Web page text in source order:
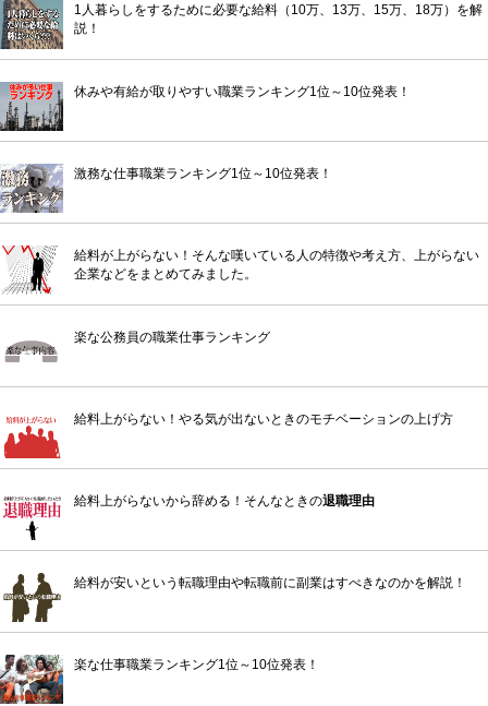
1人暮らしをするために必要な給料（10万、13万、15万、18万）を解
説！
休みや有給が取りやすい職業ランキング1位～10位発表！
激務な仕事職業ランキング1位～10位発表！
給料が上がらない！そんな嘆いている人の特徴や考え方、上がらない
企業などをまとめてみました。
楽な公務員の職業仕事ランキング
給料上がらない！やる気が出ないときのモチベーションの上げ方
給料上がらないから辞める！そんなときの退職理由
給料が安いという転職理由や転職前に副業はすべきなのかを解説！
楽な仕事職業ランキング1位～10位発表！